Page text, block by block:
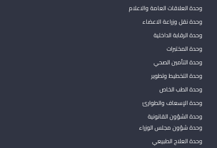
وحدة العلاقات العامة والاعلام
وحدة نقل وزراعة الاعضاء
وحدة الرقابة الداخلية
وحدة المختبرات
وحدة التأمين الصحي
وحدة التخطيط وتطوير
وحدة الطب الخاص
وحدة الإسعاف والطوارئ
وحدة الشؤون القانونية
وحدة شؤون مجلس الوزراء
وحدة العلاج الطبيعي